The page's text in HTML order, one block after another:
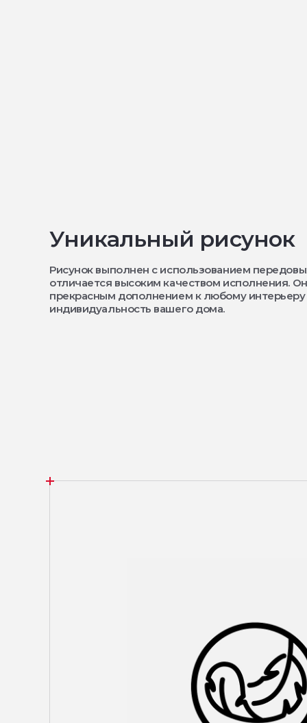
Уникальный рисунок
Рисунок выполнен с использованием
отличается высоким качеством исполнения.
прекрасным дополнением к любому
индивидуальность вашего дома.